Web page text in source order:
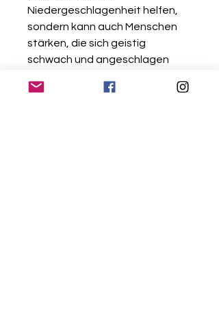
Niedergeschlagenheit helfen,
sondern kann auch Menschen
stärken, die sich geistig
schwach und angeschlagen
es in seinem Namen schon